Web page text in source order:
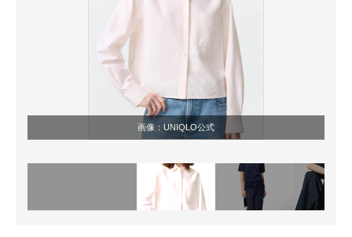
画像：UNIQLO公式